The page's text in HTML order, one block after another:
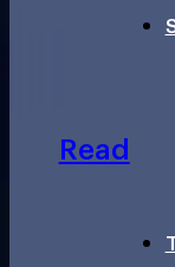
Read